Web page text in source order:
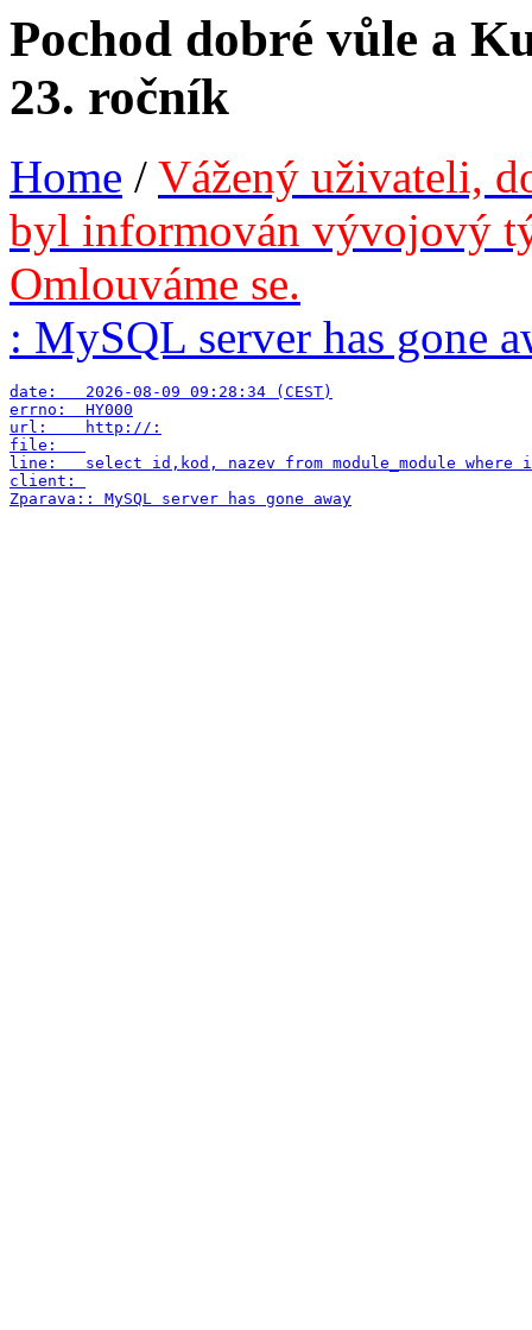
Pochod dobré vůle a
23. ročník
Home / Vážený uživateli,
byl informován vývojový
Omlouváme se.
: MySQL server has gone
date:   2026-08-09 09:28:34 (CEST)
errno:  HY000
url:    http://:
file:
line:   select id,kod, nazev from module_module where
client: